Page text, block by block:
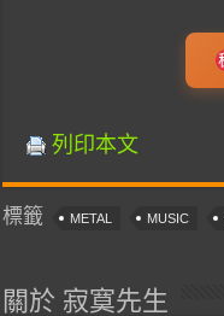
列印本文
標籤 METAL MUSIC
關於 寂寞先生